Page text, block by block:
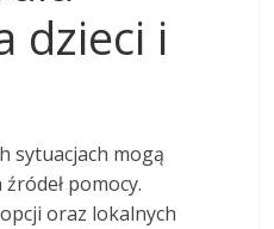
dzieci i
sytuacjach mogą
pomocy.
oraz lokalnych